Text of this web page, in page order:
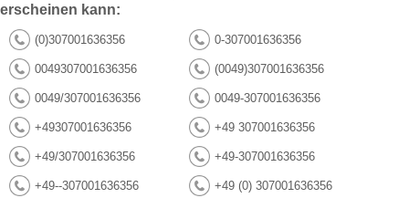
erscheinen kann:
(0)307001636356 0-307001636356
0049307001636356 (0049)307001636356
0049/307001636356 0049-307001636356
+49307001636356 +49 307001636356
+49/307001636356 +49-307001636356
+49--307001636356 +49 (0) 307001636356